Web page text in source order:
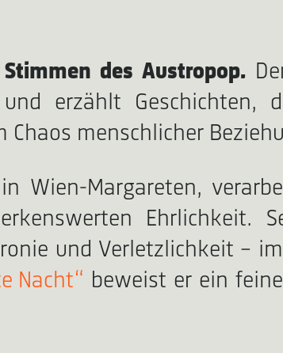
des Austropop.
erzählt Geschichten,
Chaos menschlicher
Wien-Margareten,
Ehrlichkeit.
und Verletzlichkeit –
Nacht“ beweist er ein